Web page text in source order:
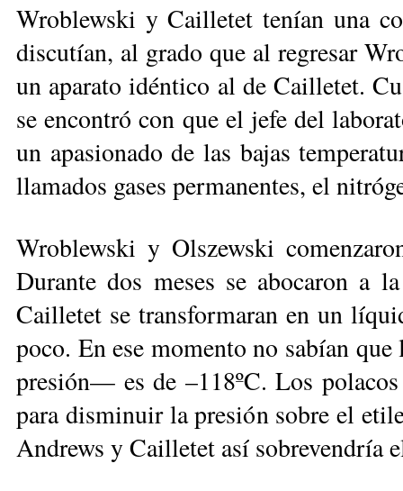
Wroblewski y Cailletet tenían una
discutían, al grado que al regresar
un aparato idéntico al de Cailletet.
se encontró con que el jefe del
un apasionado de las bajas
llamados gases permanentes, el
Wroblewski y Olszewski
Durante dos meses se abocaron a
Cailletet se transformaran en un
poco. En ese momento no sabían
presión— es de –118ºC. Los
para disminuir la presión sobre el
Andrews y Cailletet así sobrevendría